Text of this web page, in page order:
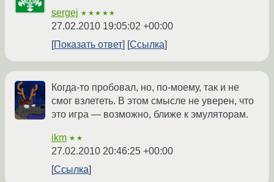
sergej ★★★★★
27.02.2010 19:05:02 +00:00
Показать ответ
Ссылка
Когда-то пробовал, но, по-моему, так и не
смог взлететь. В этом смысле не уверен, что
это игра — возможно, ближе к эмуляторам.
ikm ★★
27.02.2010 20:46:25 +00:00
Ссылка